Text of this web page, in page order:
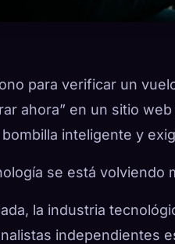
para verificar un
ahora” en un sitio
inteligente y
se está volviendo
la industria
independientes